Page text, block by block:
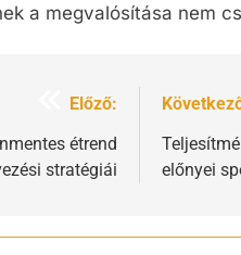
a megvalósítása nem
Előző:
étrend
stratégiái
előnyei